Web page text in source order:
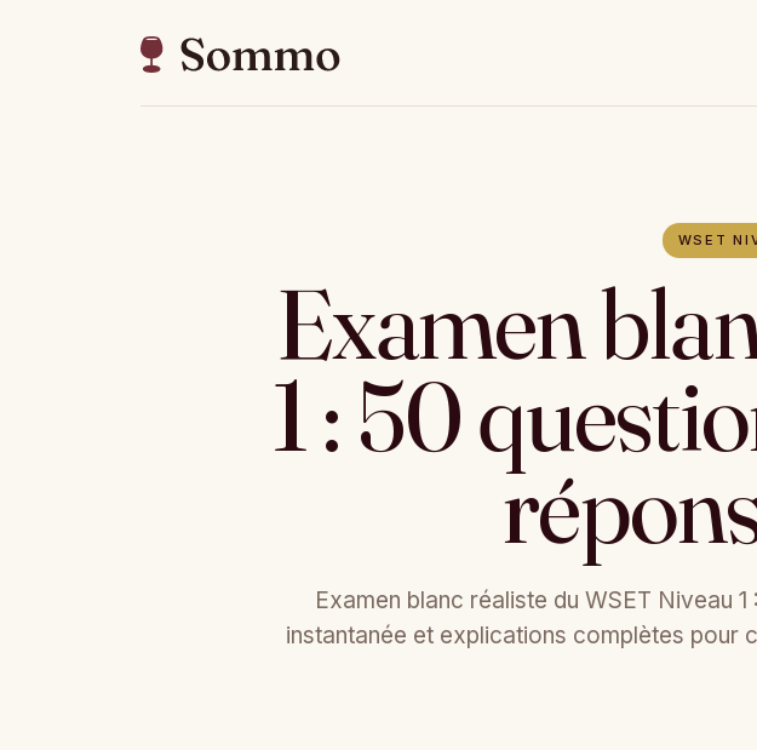
WSET
Examen
1 : 50
Examen blanc réaliste du WSET Niveau
instantanée et explications complètes pour